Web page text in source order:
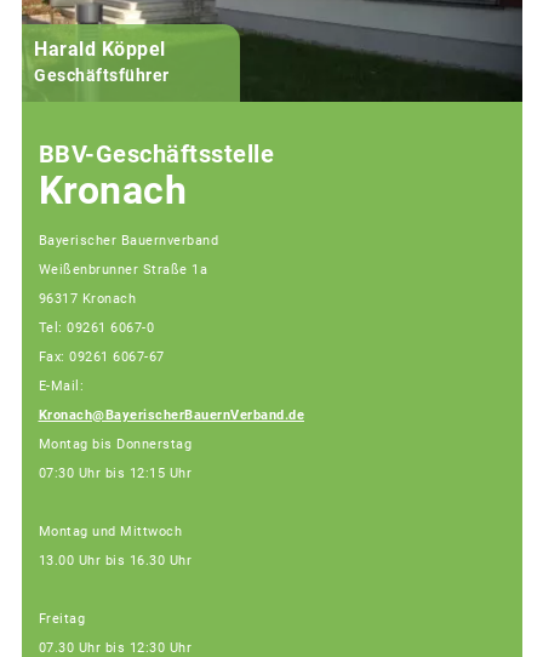
Harald Köppel
Geschäftsführer
BBV-Geschäftsstelle
Kronach
Bayerischer Bauernverband
Weißenbrunner Straße 1a
96317 Kronach
Tel: 09261 6067-0
Fax: 09261 6067-67
E-Mail:
Kronach@BayerischerBauernVerband.de
Montag bis Donnerstag
07:30 Uhr bis 12:15 Uhr
Montag und Mittwoch
13.00 Uhr bis 16.30 Uhr
Freitag
07.30 Uhr bis 12:30 Uhr